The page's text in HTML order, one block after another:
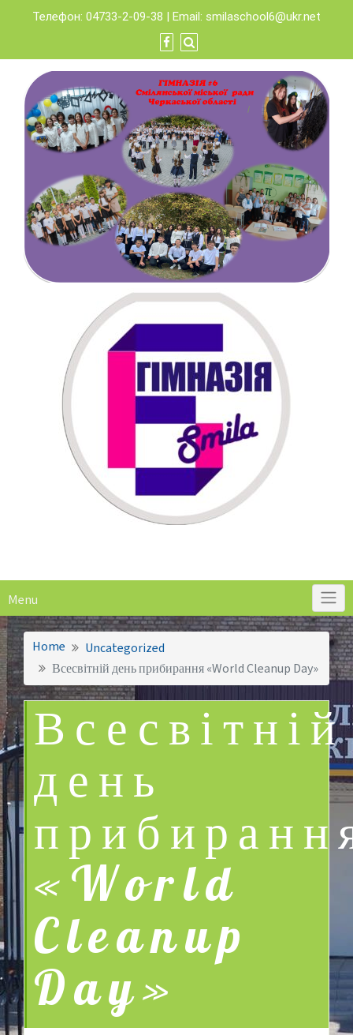
content
Телефон: 04733-2-09-38 | Email: smilaschool6@ukr.net
Menu
Home
Uncategorized
Всесвітній день прибирання «World Cleanup Day»
Всесвітній
день
«World
Cleanup
Day»